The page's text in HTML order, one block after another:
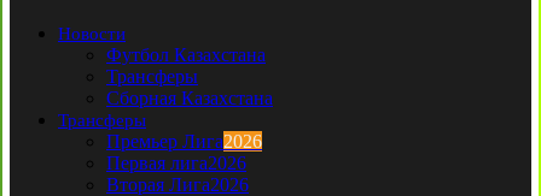
Новости
Футбол Казахстана
Трансферы
Сборная Казахстана
Трансферы
Премьер Лига2026
Первая лига2026
Вторая Лига2026